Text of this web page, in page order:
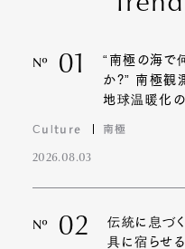
Nº 01
“南極の海で
か?” 南極観
地球温暖化
Culture 南極
2026.08.03
Nº 02
伝統に息づ
具に宿らせ